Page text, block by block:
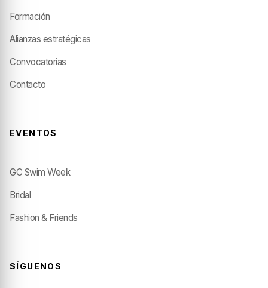
Formación
Alianzas estratégicas
Convocatorias
Contacto
EVENTOS
GC Swim Week
Bridal
Fashion & Friends
SÍGUENOS